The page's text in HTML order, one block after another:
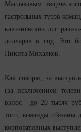
Масляковым
гастрольных туров
кавээновских лиг
долларов в год. Это
Никита Михалков.
Как говорят, за
(за исключением
взнос - до 20 тысяч
того, команды обязаны
корпоративных